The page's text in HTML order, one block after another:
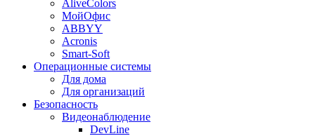
AliveColors
МойОфис
ABBYY
Acronis
Smart-Soft
Операционные системы
Для дома
Для организаций
Безопасность
Видеонаблюдение
DevLine